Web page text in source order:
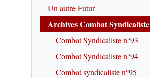
Un autre Futur
Archives Combat Syndicaliste
Combat Syndicaliste n°93
Combat Syndicaliste n°94
Combat syndicaliste n°95